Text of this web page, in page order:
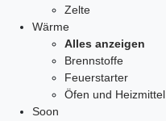
Zelte
Wärme
Alles anzeigen
Brennstoffe
Feuerstarter
Öfen und Heizmittel
Soon